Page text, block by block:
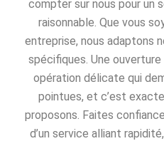
compter sur nous pour un
raisonnable. Que vous
entreprise, nous adaptons
spécifiques. Une
opération délicate qui
pointues, et c’est
proposons. Faites
d’un service alliant